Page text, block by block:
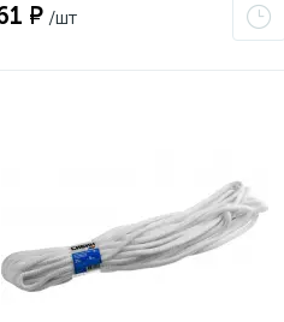
₽ /шт